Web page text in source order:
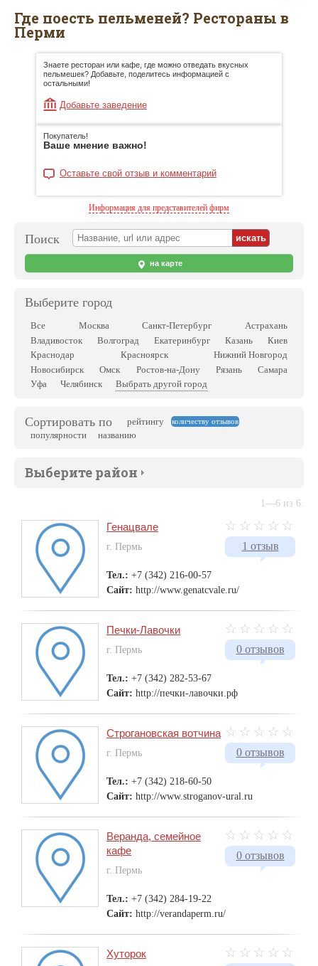
Где поесть пельменей? Рестораны в
Перми
Знаете ресторан или кафе, где можно отведать вкусных
пельмешек? Добавьте, поделитесь информацией с
остальными!
Добавьте заведение
Покупатель!
Ваше мнение важно!
Оставьте свой отзыв и комментарий
Информация для представителей фирм
Поиск
на карте
Выберите город
Все Москва Санкт-Петербург
Астрахань
Владивосток
Волгоград Екатеринбург Казань
Киев
Краснодар
Красноярск
Нижний Новгород
Новосибирск
Омск Ростов-на-Дону Рязань
Самара
Уфа
Челябинск Выбрать другой город
Сортировать по рейтингу количеству отзывов
популярности названию
Выберите район
1—6 из 6.
1 отзыв
Генацвале
г. Пермь
Тел.: +7 (342) 216-00-57
Сайт: http://www.genatcvale.ru/
0 отзывов
Печки-Лавочки
г. Пермь
Тел.: +7 (342) 282-53-67
Сайт: http://печки-лавочки.рф
0 отзывов
Строгановская вотчина
г. Пермь
Тел.: +7 (342) 218-60-50
Сайт: http://www.stroganov-ural.ru
0 отзывов
Веранда, семейное
кафе
г. Пермь
Тел.: +7 (342) 284-19-22
Сайт: http://verandaperm.ru/
Хуторок